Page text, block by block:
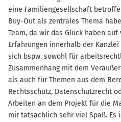
eine Familiengesellschaft
Buy-Out als zentrales Thema
Team, da wir das Glück haben
Erfahrungen innerhalb der
sich bspw. sowohl für
Zusammenhang mit dem
als auch für Themen aus dem
Rechtsschutz, Datenschutzrecht
Arbeiten an dem Projekt für die
mir tatsächlich sehr viel Spaß. Es